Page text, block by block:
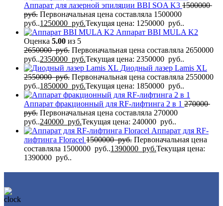
Аппарат для лазерной эпиляции BBI SOA K3 1500000
руб. Первоначальная цена составляла 1500000
руб..1250000 руб.Текущая цена: 1250000 руб..
Аппарат BBI MULA K2
Оценка 5.00 из 5
2650000руб. Первоначальная цена составляла 2650000
руб..2350000 руб.Текущая цена: 2350000 руб..
Диодный лазер Lamis XL
2550000руб. Первоначальная цена составляла 2550000
руб..1850000 руб.Текущая цена: 1850000 руб..
Аппарат фракционный для RF-лифтинга 2 в 1 270000
руб. Первоначальная цена составляла 270000
руб..240000 руб.Текущая цена: 240000 руб..
Аппарат для RF-
лифтинга Flоrасеl 1500000руб. Первоначальная цена
составляла 1500000 руб..1390000 руб.Текущая цена:
1390000 руб..